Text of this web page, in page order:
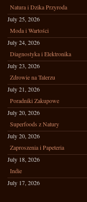
Natura i Dzika Przyroda
July 25, 2026
Moda i Wartości
July 24, 2026
Diagnostyka i Elektronika
July 23, 2026
Zdrowie na Talerzu
July 21, 2026
Poradniki Zakupowe
July 20, 2026
Superfoods z Natury
July 20, 2026
Zaproszenia i Papeteria
July 18, 2026
Indie
July 17, 2026